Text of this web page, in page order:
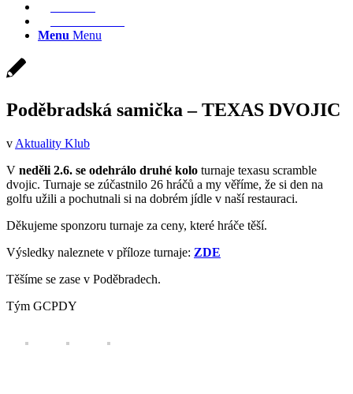
Menu Menu
Poděbradská samička – TEXAS DVOJIC
v Aktuality Klub
V neděli 2.6. se odehrálo druhé kolo turnaje texasu scramble
dvojic. Turnaje se zúčastnilo 26 hráčů a my věříme, že si den na
golfu užili a pochutnali si na dobrém jídle v naší restauraci.
Děkujeme sponzoru turnaje za ceny, které hráče těší.
Výsledky naleznete v příloze turnaje: ZDE
Těšíme se zase v Poděbradech.
Tým GCPDY